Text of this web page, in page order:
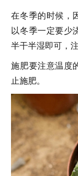
在冬季的时候，
以冬季一定要少
半干半湿即可，
施肥要注意温度
止施肥。